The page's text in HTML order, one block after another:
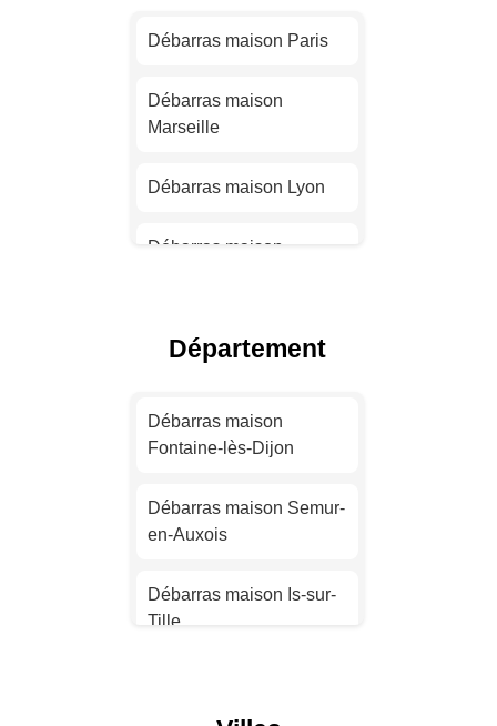
Débarras maison Paris
Débarras maison
Marseille
Débarras maison Lyon
Débarras maison
Débarras maison Nice
Débarras maison
Débarras maison
Débarras maison
Département
Débarras maison
Fontaine-lès-Dijon
Débarras maison Semur-
en-Auxois
Débarras maison Is-sur-
Tille